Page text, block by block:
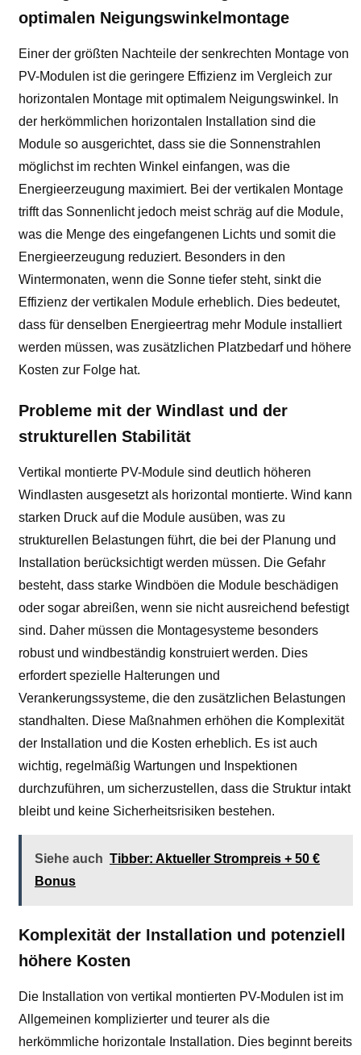
optimalen Neigungswinkelmontage
Einer der größten Nachteile der senkrechten Montage von
PV-Modulen ist die geringere Effizienz im Vergleich zur
horizontalen Montage mit optimalem Neigungswinkel. In
der herkömmlichen horizontalen Installation sind die
Module so ausgerichtet, dass sie die Sonnenstrahlen
möglichst im rechten Winkel einfangen, was die
Energieerzeugung maximiert. Bei der vertikalen Montage
trifft das Sonnenlicht jedoch meist schräg auf die Module,
was die Menge des eingefangenen Lichts und somit die
Energieerzeugung reduziert. Besonders in den
Wintermonaten, wenn die Sonne tiefer steht, sinkt die
Effizienz der vertikalen Module erheblich. Dies bedeutet,
dass für denselben Energieertrag mehr Module installiert
werden müssen, was zusätzlichen Platzbedarf und höhere
Kosten zur Folge hat.
Probleme mit der Windlast und der
strukturellen Stabilität
Vertikal montierte PV-Module sind deutlich höheren
Windlasten ausgesetzt als horizontal montierte. Wind kann
starken Druck auf die Module ausüben, was zu
strukturellen Belastungen führt, die bei der Planung und
Installation berücksichtigt werden müssen. Die Gefahr
besteht, dass starke Windböen die Module beschädigen
oder sogar abreißen, wenn sie nicht ausreichend befestigt
sind. Daher müssen die Montagesysteme besonders
robust und windbeständig konstruiert werden. Dies
erfordert spezielle Halterungen und
Verankerungssysteme, die den zusätzlichen Belastungen
standhalten. Diese Maßnahmen erhöhen die Komplexität
der Installation und die Kosten erheblich. Es ist auch
wichtig, regelmäßig Wartungen und Inspektionen
durchzuführen, um sicherzustellen, dass die Struktur intakt
bleibt und keine Sicherheitsrisiken bestehen.
Siehe auch Tibber: Aktueller Strompreis + 50 €
Bonus
Komplexität der Installation und potenziell
höhere Kosten
Die Installation von vertikal montierten PV-Modulen ist im
Allgemeinen komplizierter und teurer als die
herkömmliche horizontale Installation. Dies beginnt bereits